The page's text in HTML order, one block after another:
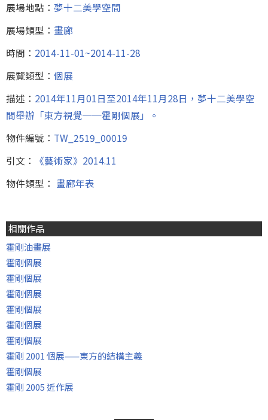
展場地點： 夢十二美學空間
展場類型： 畫廊
時間： 2014-11-01~2014-11-28
展覽類型： 個展
描述： 2014年11月01日至2014年11月28日，夢十二美學空
間舉辦「東方視覺──霍剛個展」。
物件編號： TW_2519_00019
引文：
《藝術家》2014.11
物件類型： 畫廊年表
相關作品
霍剛油畫展
霍剛個展
霍剛個展
霍剛個展
霍剛個展
霍剛個展
霍剛個展
霍剛 2001 個展——東方的結構主義
霍剛個展
霍剛 2005 近作展